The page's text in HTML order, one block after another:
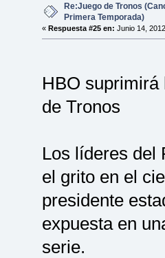
Re:Juego de Tronos
Primera Temporada)
« Respuesta #25 en: Junio 14,
HBO suprimirá
de Tronos
Los líderes del
el grito en el
presidente
expuesta en
serie.